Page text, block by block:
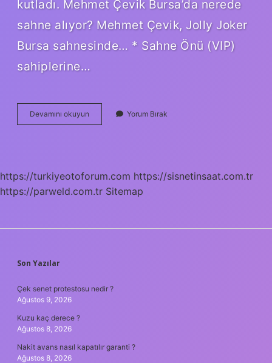
kutladı. Mehmet Çevik Bursa’da nerede
sahne alıyor? Mehmet Çevik, Jolly Joker
Bursa sahnesinde… * Sahne Önü (VIP)
sahiplerine…
Devamını okuyun Mehmet
Çevik
Yorum Bırak
https://turkiyeotoforum.com https://sisnetinsaat.com.tr
https://parweld.com.tr Sitemap
SIDEBAR
Son Yazılar
Çek senet protestosu nedir ?
Ağustos 9, 2026
Kuzu kaç derece ?
Ağustos 8, 2026
Nakit avans nasıl kapatılır garanti ?
Ağustos 8, 2026